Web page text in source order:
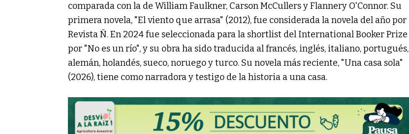
comparada con la de William Faulkner, Carson McCullers y Flannery O'Connor. Su
primera novela, "El viento que arrasa" (2012), fue considerada la novela del año por
Revista Ñ. En 2024 fue seleccionada para la shortlist del International Booker Prize
por "No es un río", y su obra ha sido traducida al francés, inglés, italiano, portugués,
alemán, holandés, sueco, noruego y turco. Su novela más reciente, "Una casa sola"
(2026), tiene como narradora y testigo de la historia a una casa.